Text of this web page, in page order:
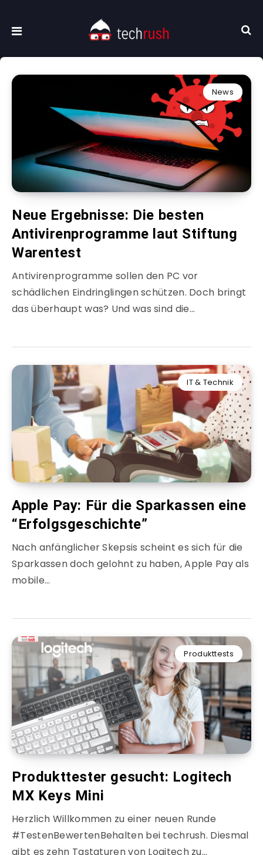
News
Neue Ergebnisse: Die besten
Antivirenprogramme laut Stiftung
Warentest
Antivirenprogramme sollen den PC vor
schädlichen Eindringlingen schützen. Doch bringt
das überhaupt was? Und was sind die…
IT & Technik
Apple Pay: Für die Sparkassen eine
“Erfolgsgeschichte”
Nach anfänglicher Skepsis scheint es sich für die
Sparkassen doch gelohnt zu haben, Apple Pay als
mobile…
Produkttests
Produkttester gesucht: Logitech
MX Keys Mini
Herzlich Willkommen zu einer neuen Runde
#TestenBewertenBehalten bei techrush. Diesmal
gibt es zehn Tastaturen von Logitech zu…